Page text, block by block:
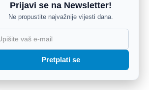
Prijavi se na Newsletter!
Ne propustite najvažnije vijesti dana.
Pretplati se